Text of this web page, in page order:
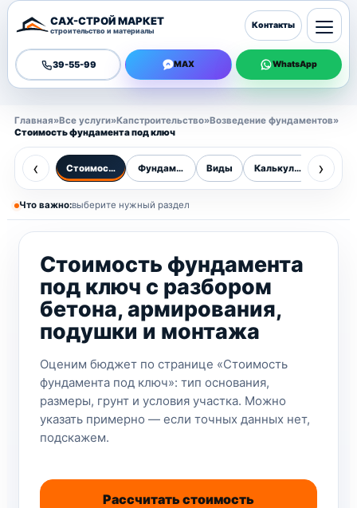
САХ-СТРОЙ МАРКЕТ
строительство и материалы
39-55-99 MAX WhatsApp
Контакты
Главная»Все услуги»Капстроительство»Возведение фундаментов»
Стоимость фундамента под ключ
‹ Стоимость Фундаменты Виды Калькулятор Цены
›
Что важно:выберите нужный раздел
Стоимость фундамента
под ключ с разбором
бетона, армирования,
подушки и монтажа
Оценим бюджет по странице «Стоимость
фундамента под ключ»: тип основания,
размеры, грунт и условия участка. Можно
указать примерно — если точных данных нет,
подскажем.
Рассчитать стоимость